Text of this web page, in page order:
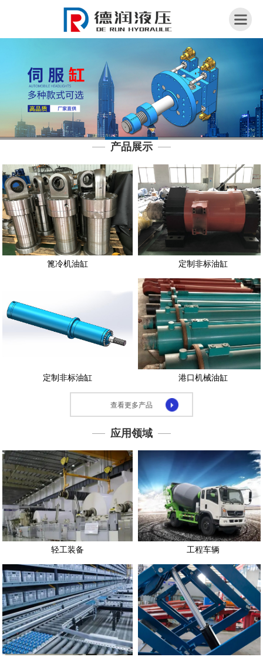
站
首
页
于
荣
誉
资
质
产
品
用
领
们
产品展示
篦冷机油缸 定制非标油缸
定制非标油缸 港口机械油缸
查看更多产品
应用领域
轻工装备 工程车辆